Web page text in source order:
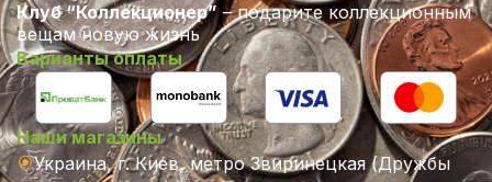
Клуб “Коллекционер” – подарите коллекционным
вещам новую жизнь
Варианты оплаты
Наши магазины
Украина, г. Киев, метро Звиринецкая (Дружбы